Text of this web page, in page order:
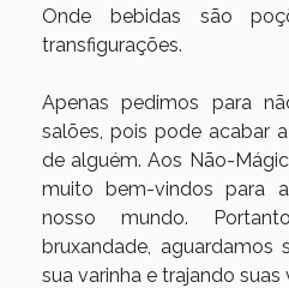
Onde bebidas são
transfigurações.
Apenas pedimos para
salões, pois pode acabar
de alguém. Aos Não-
muito bem-vindos para
nosso mundo.
bruxandade, aguardamos
sua varinha e trajando suas